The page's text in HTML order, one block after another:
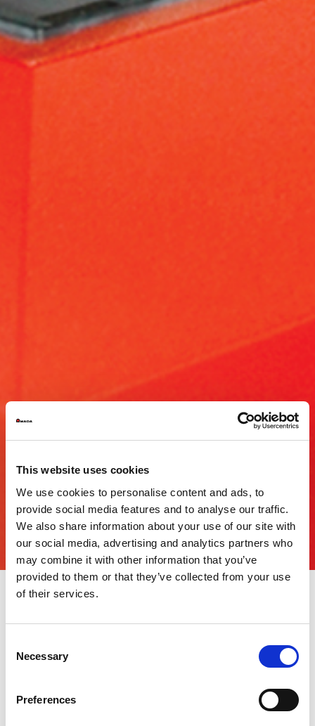
This website uses cookies
We use cookies to personalise content and ads, to
provide social media features and to analyse our traffic.
We also share information about your use of our site with
our social media, advertising and analytics partners who
may combine it with other information that you’ve
provided to them or that they’ve collected from your use
of their services.
Selection
Necessary
Preferences
Maximaler Durchsatz Ihrer
Reverse-Engeneering-